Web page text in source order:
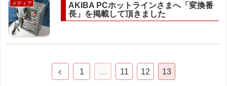
メディア
AKIBA PCホットラインさまへ「変換番
長」を掲載して頂きました
1 … 11 12 13